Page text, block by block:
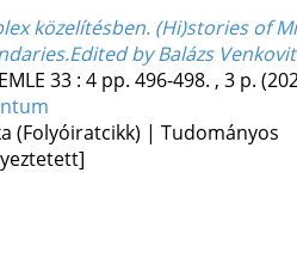
közelítésben. (Hi)stories of
by Balázs
33: 4 pp. 496-498. , 3 p.
(Folyóiratcikk) | Tudományos